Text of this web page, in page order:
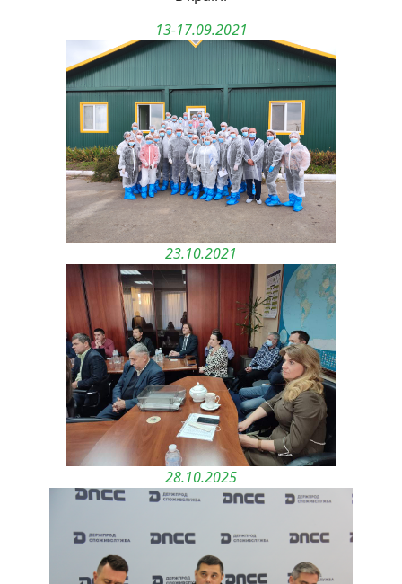
13-17.09.2021
23.10.2021
28.10.2025